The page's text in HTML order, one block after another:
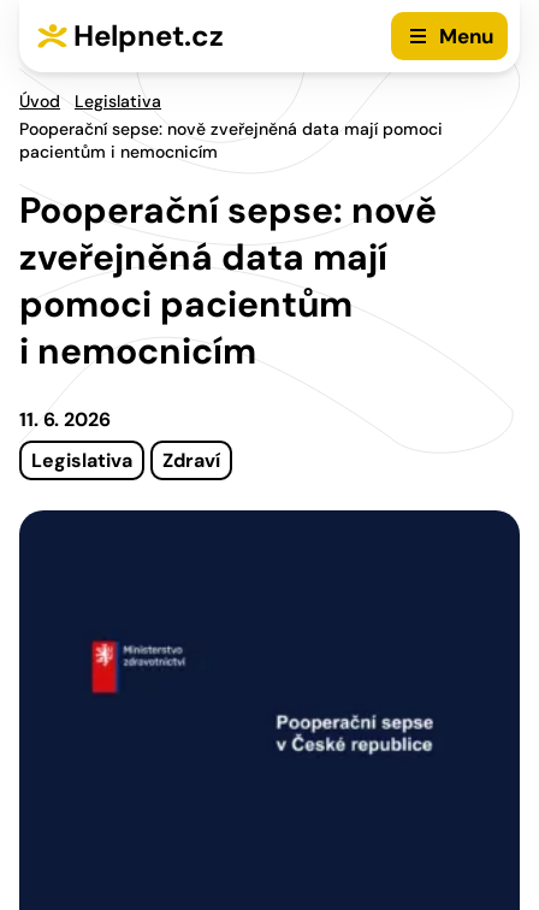
Helpnet.cz Menu
Úvod
Legislativa
Pooperační sepse: nově zveřejněná data mají pomoci
pacientům i nemocnicím
Pooperační sepse: nově
zveřejněná data mají
pomoci pacientům
i nemocnicím
11. 6. 2026
Legislativa
Zdraví